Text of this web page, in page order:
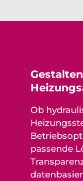
Ob
passende